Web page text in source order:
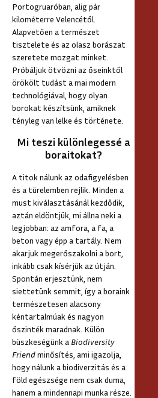
Portogruaróban, alig pár
kilométerre Velencétől.
Alapvetően a természet
tisztelete és az olasz borászat
szeretete mozgat minket.
Próbáljuk ötvözni az őseinktől
örökölt tudást a mai modern
technológiával, hogy olyan
borokat készítsünk, amiknek
tényleg van lelke és története.
Mi teszi különlegessé a
boraitokat?
A titok nálunk az odafigyelésben
és a türelemben rejlik. Minden a
must kiválasztásánál kezdődik,
aztán eldöntjük, mi állna neki a
legjobban: az amfora, a fa, a
beton vagy épp a tartály. Nem
akarjuk megerőszakolni a bort,
inkább csak kísérjük az útján.
Spontán erjesztünk, nem
siettetünk semmit, így a boraink
természetesen alacsony
kéntartalmúak és nagyon
őszinték maradnak. Külön
büszkeségünk a Biodiversity
Friendminősítés, ami igazolja,
hogy nálunk a biodiverzitás és a
föld egészsége nem csak duma,
hanem a mindennapi munka része.